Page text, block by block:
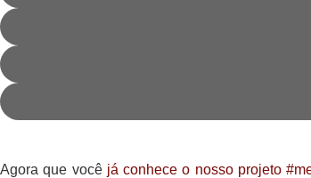
Agora que você já conhece o nosso projeto